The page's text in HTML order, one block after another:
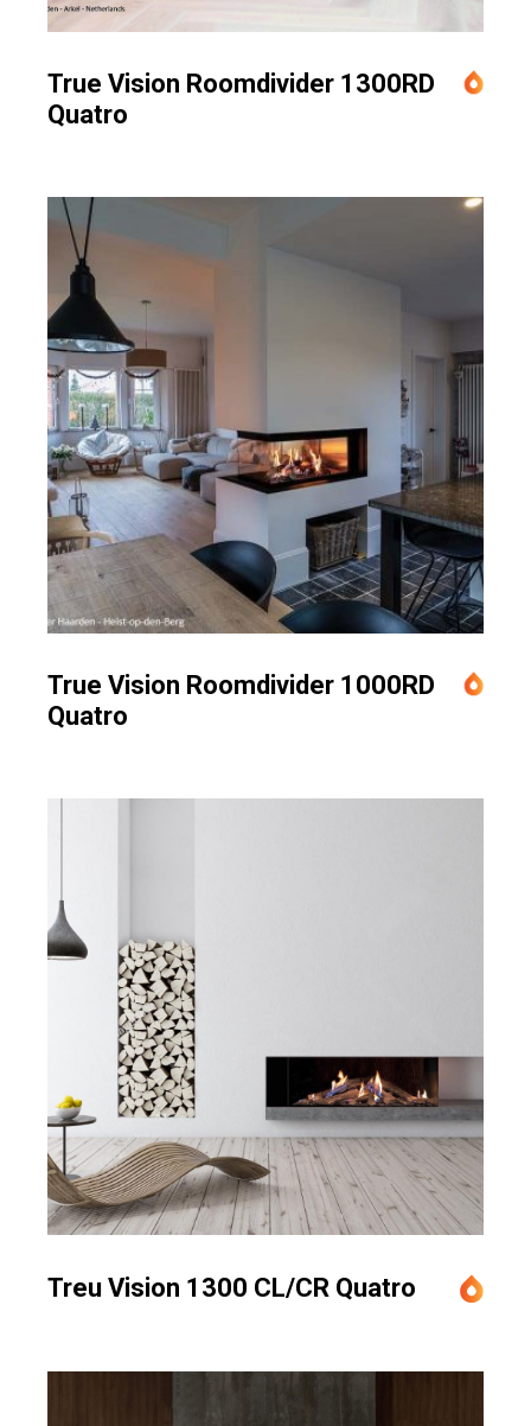
True Vision Roomdivider 1300RD
Quatro
True Vision Roomdivider 1000RD
Quatro
Treu Vision 1300 CL/CR Quatro